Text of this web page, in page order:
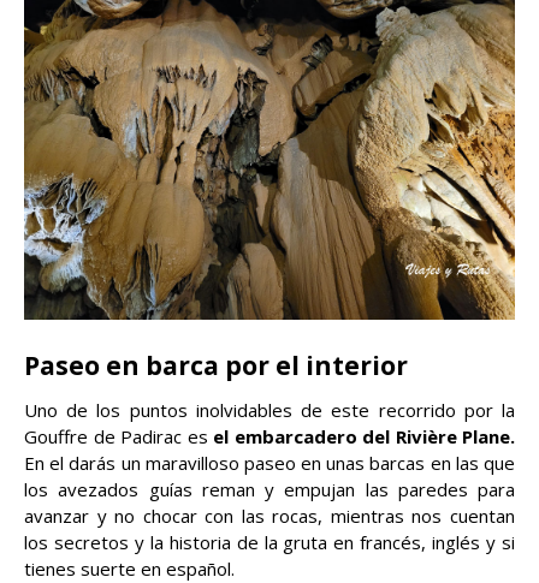
Paseo en barca por el interior
Uno de los puntos inolvidables de este recorrido por la
Gouffre de Padirac es el embarcadero del Rivière Plane.
En el darás un maravilloso paseo en unas barcas en las que
los avezados guías reman y empujan las paredes para
avanzar y no chocar con las rocas, mientras nos cuentan
los secretos y la historia de la gruta en francés, inglés y si
tienes suerte en español.